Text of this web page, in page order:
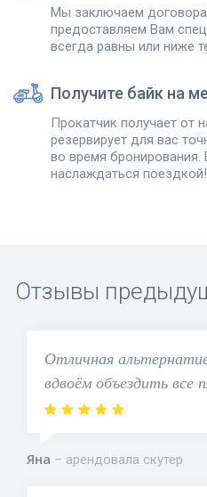
Мы заключаем
предоставляем Вам
всегда равны или ниже
Получите байк на
Прокатчик получает от
резервирует для вас
во время бронирования.
наслаждаться поездкой!
Отзывы
Отличная
вдвоём объездить все
Яна арендовала скутер